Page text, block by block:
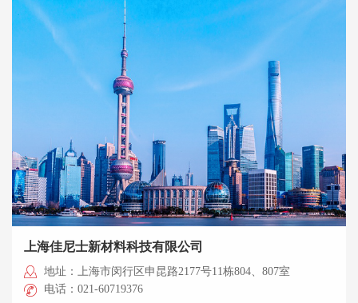
上海佳尼士新材料科技有限公司
地址：上海市闵行区申昆路2177号11栋804、807室
电话：021-60719376